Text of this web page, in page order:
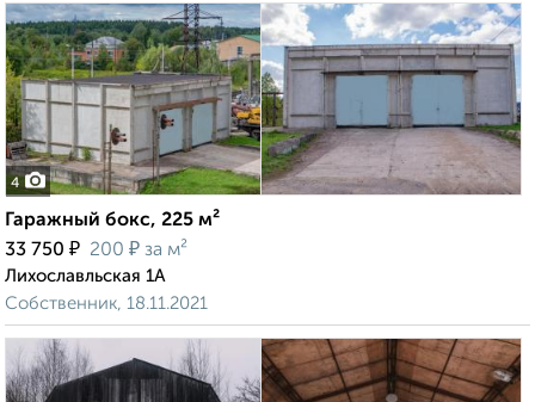
4
Гаражный бокс, 225 м²
33 750 ₽ 200 ₽ за м²
Лихославльская 1А
Собственник, 18.11.2021